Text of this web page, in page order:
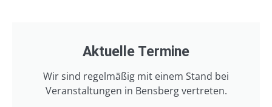
Aktuelle Termine
Wir sind regelmäßig mit einem Stand bei
Veranstaltungen in Bensberg vertreten.